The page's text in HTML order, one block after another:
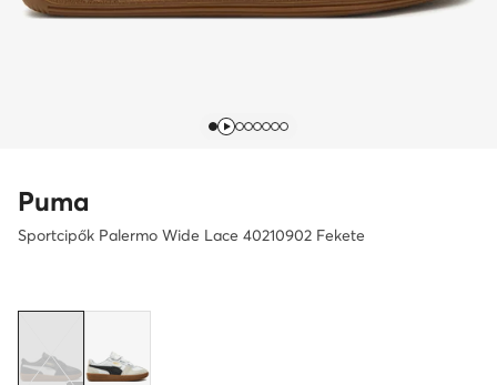
Puma
Sportcipők Palermo Wide Lace 40210902 Fekete